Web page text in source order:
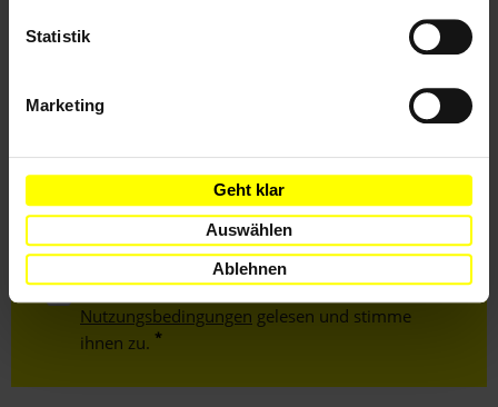
Statistik
Marketing
Geht klar
Auswählen
Ablehnen
E-
Ich habe dieDatenschutzrichtlinieund die
Nutzungsbedingungen gelesen und stimme
ihnen zu.